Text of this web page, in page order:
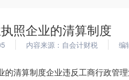
照企业的清算制度
内容来源：自会计财税 编
的清算制度企业违反工商行政管